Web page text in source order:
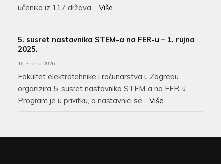
učenika iz 117 država… Više
5. susret nastavnika STEM-a na FER-u – 1. rujna
2025.
16. srpnja 2026.
Fakultet elektrotehnike i računarstva u Zagrebu
organizira 5. susret nastavnika STEM-a na FER-u.
Program je u privitku, a nastavnici se… Više